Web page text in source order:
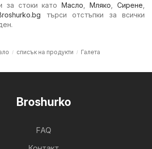
за стоки катоМасло ,Мляко ,Сирене
търси отстъпки за всички
списък на продукти Галета
Broshurko
FAQ